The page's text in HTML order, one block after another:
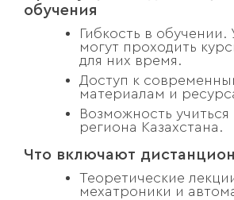
обучения
Гибкость в обучении.
могут проходить
для них время.
Доступ к
материалам и
Возможность
региона Казахстана.
Что включают
Теоретические
мехатроники и